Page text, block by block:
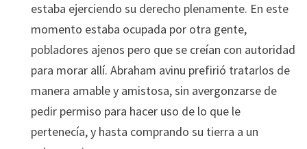
estaba ejerciendo su derecho plenamente. En este
momento estaba ocupada por otra gente,
pobladores ajenos pero que se creían con autoridad
para morar allí. Abraham avinu prefirió tratarlos de
manera amable y amistosa, sin avergonzarse de
pedir permiso para hacer uso de lo que le
pertenecía, y hasta comprando su tierra a un